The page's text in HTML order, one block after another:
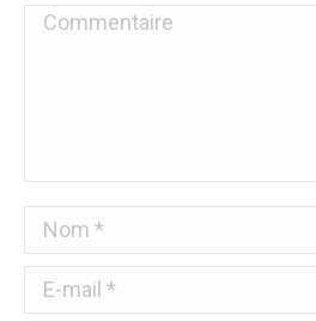
Commentaire
Nom *
E-mail *